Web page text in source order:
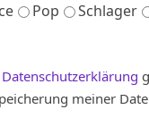
Pop Schlager
Datenschutzerklärung
meiner